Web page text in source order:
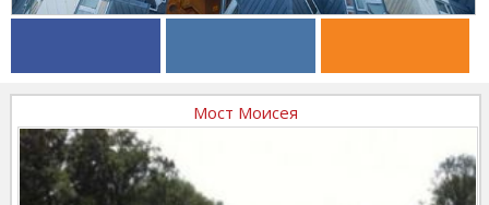
Мост Моисея